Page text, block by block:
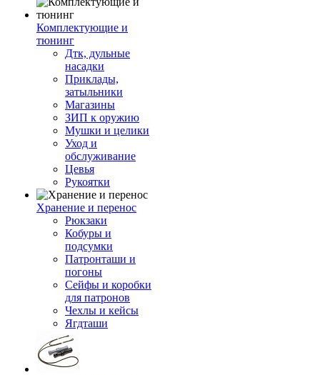
Комплектующие и
тюнинг
Дтк, дульные
насадки
Приклады,
затыльники
Магазины
ЗИП к оружию
Мушки и целики
Уход и
обслуживание
Цевья
Рукоятки
Хранение и перенос
Рюкзаки
Кобуры и
подсумки
Патронташи и
погоны
Сейфы и коробки
для патронов
Чехлы и кейсы
Ягдташи